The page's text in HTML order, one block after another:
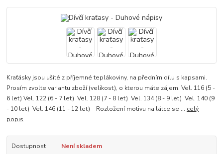
Kraťásky jsou ušité z příjemné teplákoviny, na předním dílu s kapsami.
Prosím zvolte variantu zboží (velikost), o kterou máte zájem. Vel. 116 (5 -
6 let) Vel. 122 (6 - 7 let) Vel. 128 (7 - 8 let) Vel. 134 (8 - 9 let) Vel. 140 (9
- 10 let) Vel. 146 (11 - 12 let) Rozložení motivu na látce se ... celý
popis
Dostupnost
Není skladem